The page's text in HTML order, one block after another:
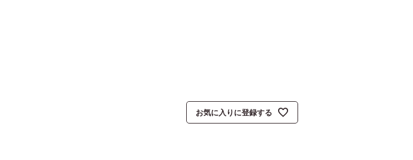
お気に入りに登録する